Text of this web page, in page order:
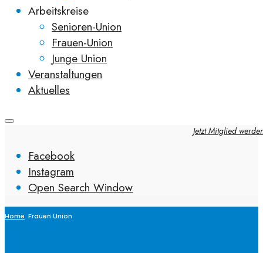
Arbeitskreise
Senioren-Union
Frauen-Union
Junge Union
Veranstaltungen
Aktuelles
Jetzt Mitglied
Facebook
Instagram
Open Search Window
Home Frauen Union